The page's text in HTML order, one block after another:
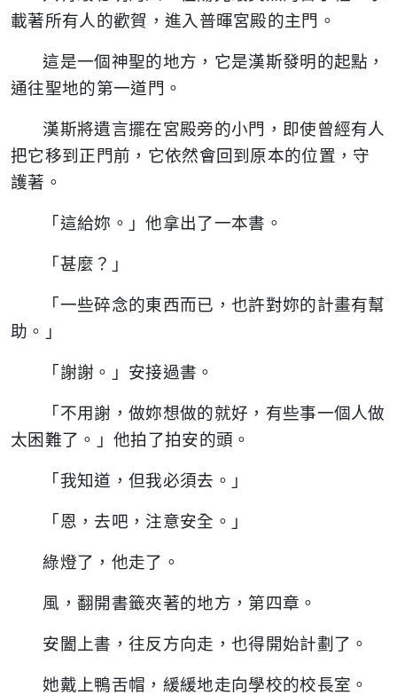
載著所有人的歡賀，進入普暉宮殿的主門。
這是一個神聖的地方，它是漢斯發明的起點，
通往聖地的第一道門。
漢斯將遺言擺在宮殿旁的小門，即使曾經有人
把它移到正門前，它依然會回到原本的位置，守
護著。
「這給妳。」他拿出了一本書。
「甚麼？」
「一些碎念的東西而已，也許對妳的計畫有幫
助。」
「謝謝。」安接過書。
「不用謝，做妳想做的就好，有些事一個人做
太困難了。」他拍了拍安的頭。
「我知道，但我必須去。」
「恩，去吧，注意安全。」
綠燈了，他走了。
風，翻開書籤夾著的地方，第四章。
安闔上書，往反方向走，也得開始計劃了。
她戴上鴨舌帽，緩緩地走向學校的校長室。